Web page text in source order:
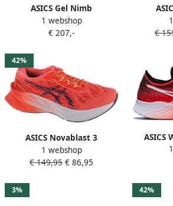
ASICS Gel Nimb
Hardloopschoenen Clay
Orange Dark Pink Dames
1 webshop
€ 207,-
€
42%
ASICS Novablast 3
1012B288-701 Vrouwen
Roze Hardloopschoenen
1 webshop
€ 149,95 € 86,95
ASICS
3% 42%